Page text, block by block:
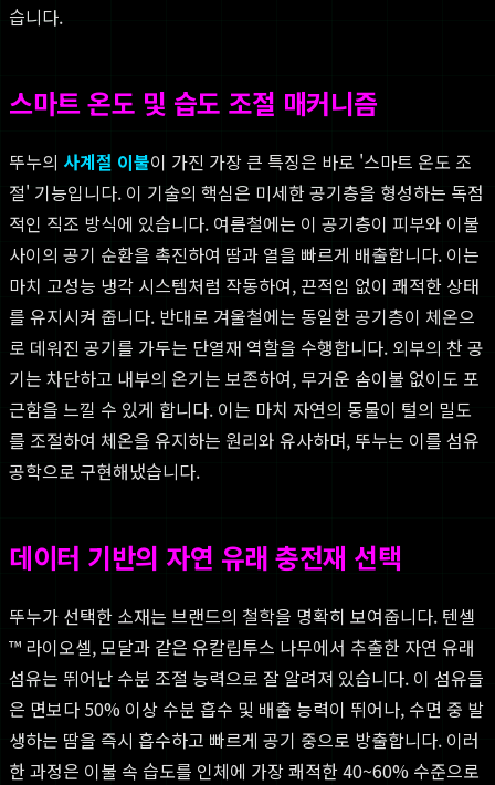
습니다.
스마트 온도 및 습도 조절 매커니즘
뚜누의 사계절 이불이 가진 가장 큰 특징은 바로 '스마트 온도 조
절' 기능입니다. 이 기술의 핵심은 미세한 공기층을 형성하는 독점
적인 직조 방식에 있습니다. 여름철에는 이 공기층이 피부와 이불
사이의 공기 순환을 촉진하여 땀과 열을 빠르게 배출합니다. 이는
마치 고성능 냉각 시스템처럼 작동하여, 끈적임 없이 쾌적한 상태
를 유지시켜 줍니다. 반대로 겨울철에는 동일한 공기층이 체온으
로 데워진 공기를 가두는 단열재 역할을 수행합니다. 외부의 찬 공
기는 차단하고 내부의 온기는 보존하여, 무거운 솜이불 없이도 포
근함을 느낄 수 있게 합니다. 이는 마치 자연의 동물이 털의 밀도
를 조절하여 체온을 유지하는 원리와 유사하며, 뚜누는 이를 섬유
공학으로 구현해냈습니다.
데이터 기반의 자연 유래 충전재 선택
뚜누가 선택한 소재는 브랜드의 철학을 명확히 보여줍니다. 텐셀
™ 라이오셀, 모달과 같은 유칼립투스 나무에서 추출한 자연 유래
섬유는 뛰어난 수분 조절 능력으로 잘 알려져 있습니다. 이 섬유들
은 면보다 50% 이상 수분 흡수 및 배출 능력이 뛰어나, 수면 중 발
생하는 땀을 즉시 흡수하고 빠르게 공기 중으로 방출합니다. 이러
한 과정은 이불 속 습도를 인체에 가장 쾌적한 40~60% 수준으로